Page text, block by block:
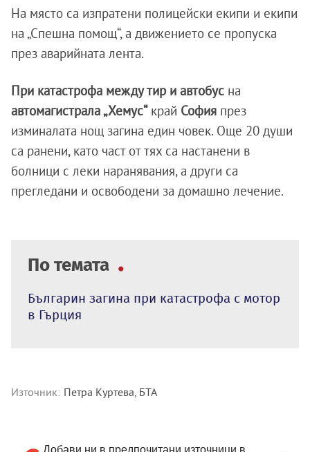
На място са изпратени полицейски екипи и екипи
на „Спешна помощ“, а движението се пропуска
през аварийната лента.
При катастрофа между тир и автобус на
автомагистрала „Хемус“край София през
изминалата нощ загина един човек. Още 20 души
са ранени, като част от тях са настанени в
болници с леки наранявания, а други са
прегледани и освободени за домашно лечение.
По темата
Българин загина при катастрофа с мотор
в Гърция
Източник: Петра Куртева, БТА